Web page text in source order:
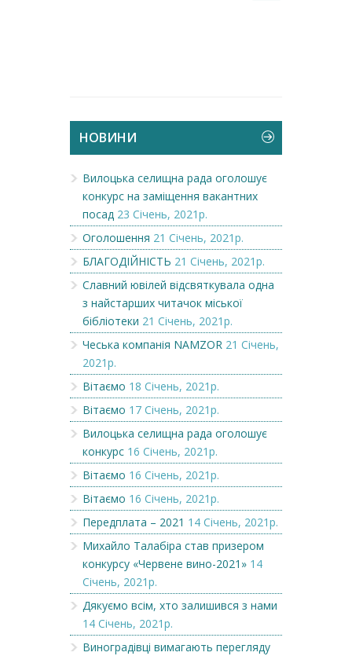
НОВИНИ
Вилоцька селищна рада оголошує
конкурс на заміщення вакантних
посад 23 Січень, 2021р.
Оголошення 21 Січень, 2021р.
БЛАГОДІЙНІСТЬ 21 Січень, 2021р.
Славний ювілей відсвяткувала одна
з найстарших читачок міської
бібліотеки 21 Січень, 2021р.
Чеська компанія NAMZOR 21 Січень,
2021р.
Вітаємо 18 Січень, 2021р.
Вітаємо 17 Січень, 2021р.
Вилоцька селищна рада оголошує
конкурс 16 Січень, 2021р.
Вітаємо 16 Січень, 2021р.
Вітаємо 16 Січень, 2021р.
Передплата – 2021 14 Січень, 2021р.
Михайло Талабіра став призером
конкурсу «Червене вино-2021» 14
Січень, 2021р.
Дякуємо всім, хто залишився з нами
14 Січень, 2021р.
Виноградівці вимагають перегляду